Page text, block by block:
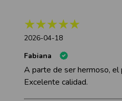
2026-04-18
Fabiana
A parte de ser hermoso, el
Excelente calidad.